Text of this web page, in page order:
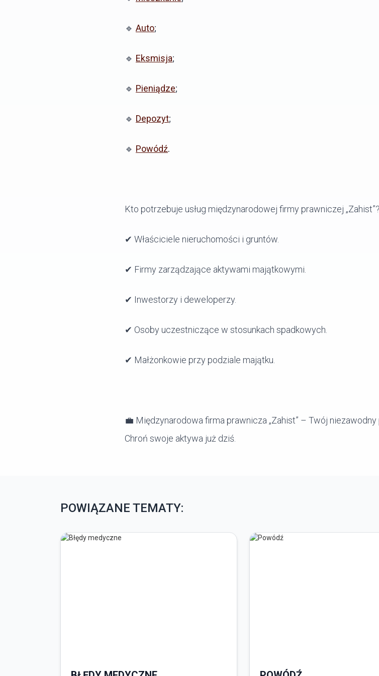
🔹 Autо;
🔹 Eksmisja;
🔹 Pieniądze;
🔹 Depozyt;
🔹 Powódź.
Kto potrzebuje usług międzynarodowej firmy prawniczej „Zahist”?
✔ Właściciele nieruchomości i gruntów.
✔ Firmy zarządzające aktywami majątkowymi.
✔ Inwestorzy i deweloperzy.
✔ Osoby uczestniczące w stosunkach spadkowych.
✔ Małżonkowie przy podziale majątku.
💼 Międzynarodowa firma prawnicza „Zahist” – Twój
Chroń swoje aktywa już dziś.
POWIĄZANE TEMATY: